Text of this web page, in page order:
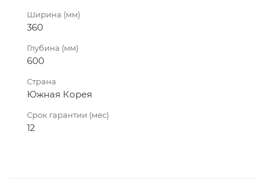
Ширина (мм)
360
Глубина (мм)
600
Страна
Южная Корея
Срок гарантии (мес)
12